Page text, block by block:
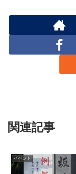
関連記事
イベント